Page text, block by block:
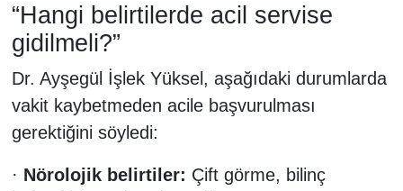
“Hangi belirtilerde acil servise
gidilmeli?”
Dr. Ayşegül İşlek Yüksel, aşağıdaki durumlarda
vakit kaybetmeden acile başvurulması
gerektiğini söyledi:
· Nörolojik belirtiler: Çift görme, bilinç